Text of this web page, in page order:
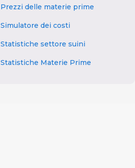
Prezzi delle materie prime
Simulatore dei costi
Statistiche settore suini
Statistiche Materie Prime